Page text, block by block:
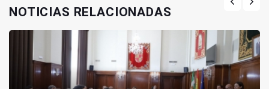
NOTICIAS RELACIONADAS